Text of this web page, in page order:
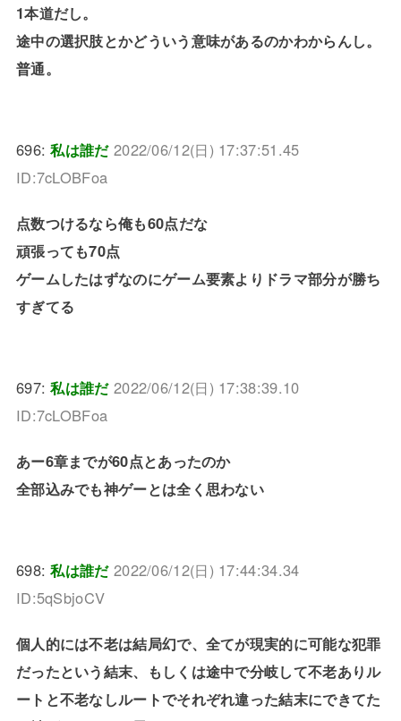
1本道だし。
途中の選択肢とかどういう意味があるのかわからんし。
普通。
696:私は誰だ 2022/06/12(日) 17:37:51.45
ID:7cLOBFoa
点数つけるなら俺も60点だな
頑張っても70点
ゲームしたはずなのにゲーム要素よりドラマ部分が勝ち
すぎてる
697:私は誰だ 2022/06/12(日) 17:38:39.10
ID:7cLOBFoa
あー6章までが60点とあったのか
全部込みでも神ゲーとは全く思わない
698:私は誰だ 2022/06/12(日) 17:44:34.34
ID:5qSbjoCV
個人的には不老は結局幻で、全てが現実的に可能な犯罪
だったという結末、もしくは途中で分岐して不老ありル
ートと不老なしルートでそれぞれ違った結末にできてた